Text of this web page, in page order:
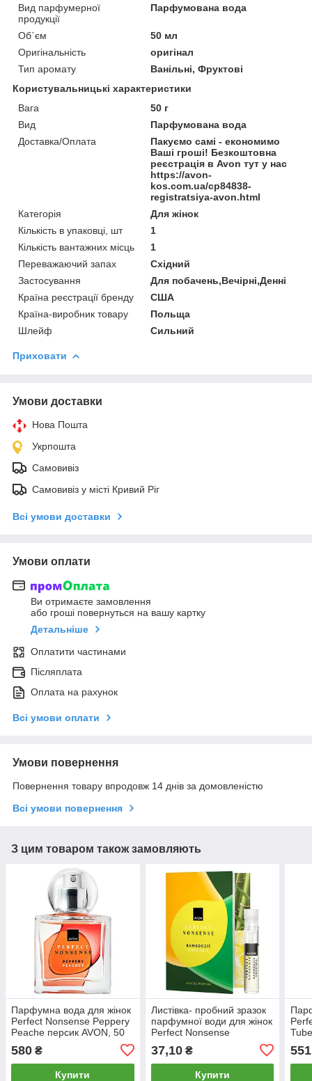
Вид парфумерної
продукції
Парфумована вода
Об`єм
50 мл
Оригінальність
оригінал
Тип аромату
Ванільні, Фруктові
Користувальницькі характеристики
Вага
50 г
Вид
Парфумована вода
Доставка/Оплата
Пакуємо самі - економимо
Ваші гроші! Безкоштовна
реєстрація в Avon тут у нас
https://avon-
kos.com.ua/cp84838-
registratsiya-avon.html
Категорія
Для жінок
Кількість в упаковці, шт
1
Кількість вантажних місць
1
Переважаючий запах
Східний
Застосування
Для побачень,Вечірні,Денні
Країна реєстрації бренду
США
Країна-виробник товару
Польща
Шлейф
Сильний
Приховати
Умови доставки
Нова Пошта
Укрпошта
Самовивіз
Самовивіз у місті Кривий Ріг
Всі умови доставки
Умови оплати
Ви отримаєте замовлення
або гроші повернуться на вашу картку
Детальніше
Оплатити частинами
Післяплата
Оплата на рахунок
Всі умови оплати
Умови повернення
Повернення товару впродовж 14 днів за домовленістю
Всі умови повернення
З цим товаром також замовляють
Парфумна вода для жінок
Perfect Nonsense Peppery
Peache персик AVON, 50
580 ₴
Купити
Листівка- пробний зразок
парфумної води для жінок
Perfect Nonsense
цитрусові AVON, 0,6 мл
37,10₴
Купити
551